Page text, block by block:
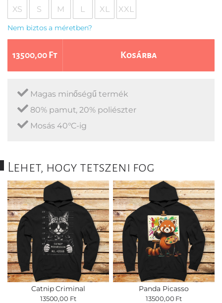
XS S M L XL XXL
Nem biztos a méretben?
13500,00 Ft Kosárba
Magas minőségű termék
80% pamut, 20% poliészter
Mosás 40°C-ig
Lehet, hogy tetszeni fog
Catnip Criminal
13500,00 Ft
Panda Picasso
13500,00 Ft